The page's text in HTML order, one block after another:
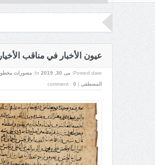
عيون الأخبار في مناقب الأخيار
Posted date: می 30, 2019 In:
مصورات
المصطفى |
comment : 0